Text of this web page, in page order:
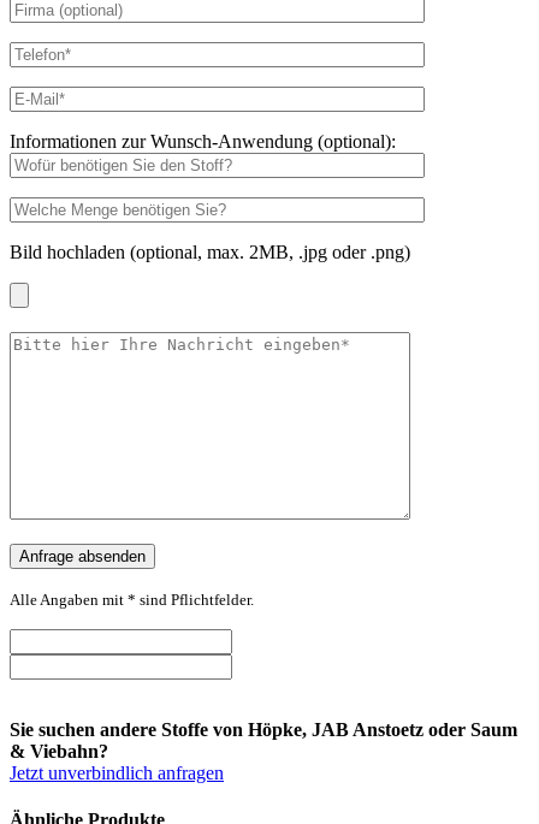
Informationen zur Wunsch-Anwendung (optional):
Bild hochladen (optional, max. 2MB, .jpg oder .png)
Alle Angaben mit * sind Pflichtfelder.
Sie suchen andere Stoffe von Höpke, JAB Anstoetz oder Saum
& Viebahn?
Jetzt unverbindlich anfragen